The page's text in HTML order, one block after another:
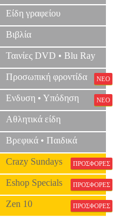
Είδη γραφείου
Βιβλία
Ταινίες DVD • Blu Ray
Προσωπική φροντίδα ΝΕΟ
Ενδυση • Υπόδηση ΝΕΟ
Αθλητικά είδη
Βρεφικά • Παιδικά
Crazy Sundays ΠΡΟΣΦΟΡΕΣ
Eshop Specials ΠΡΟΣΦΟΡΕΣ
Zen 10 ΠΡΟΣΦΟΡΕΣ